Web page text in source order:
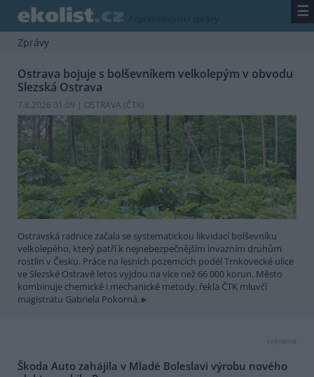
/ zpravodajství / zprávy ☰
Zprávy
Ostrava bojuje s bolševníkem velkolepým v obvodu
Slezská Ostrava
7.8.2026 01:09 | OSTRAVA (ČTK)
Ostravská radnice začala se systematickou likvidací bolševníku
velkolepého, který patří k nejnebezpečnějším invazním druhům
rostlin v Česku. Práce na lesních pozemcích podél Trnkovecké ulice
ve Slezské Ostravě letos vyjdou na více než 66 000 korun. Město
kombinuje chemické i mechanické metody, řekla ČTK mluvčí
magistrátu Gabriela Pokorná.
reklama
Škoda Auto zahájila v Mladé Boleslavi výrobu nového